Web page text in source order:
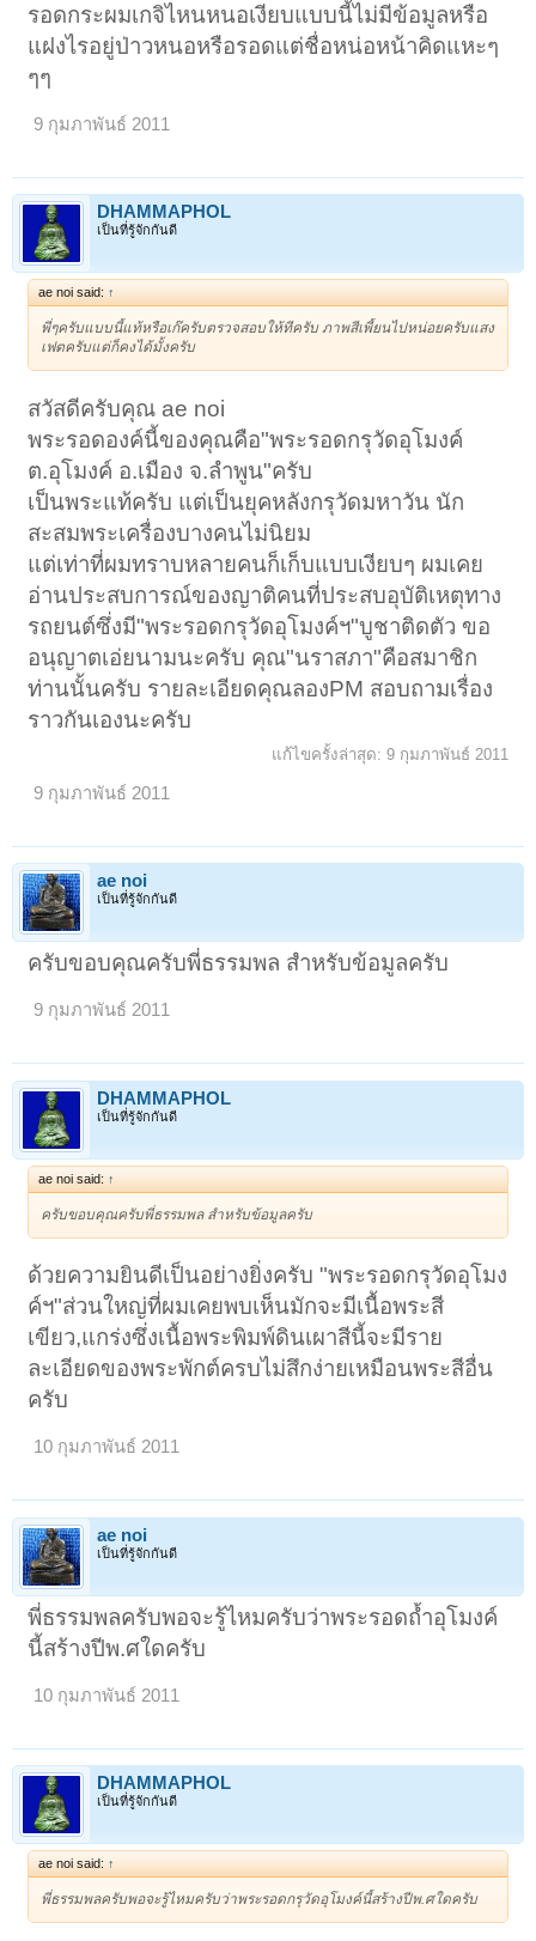
รอดกระผมเกจิไหนหนอเงียบแบบนี้ไม่มีข้อมูลหรือ
แฝงไรอยู่ป่าวหนอหรือรอดแต่ชื่อหน่อหน้าคิดแหะๆ
ๆๆ
9 กุมภาพันธ์ 2011
DHAMMAPHOL
เป็นที่รู้จักกันดี
ae noi said: ↑
พี่ๆครับแบบนี้แท้หรือเก๊ครับตรวจสอบให้ทีครับ ภาพสีเพี้ยนไปหน่อยครับแสง
เฟตครับแต่ก็คงได้มั้งครับ
สวัสดีครับคุณ ae noi
พระรอดองค์นี้ของคุณคือ"พระรอดกรุวัดอุโมงค์
ต.อุโมงค์ อ.เมือง จ.ลำพูน"ครับ
เป็นพระแท้ครับ แต่เป็นยุคหลังกรุวัดมหาวัน นัก
สะสมพระเครื่องบางคนไม่นิยม
แต่เท่าที่ผมทราบหลายคนก็เก็บแบบเงียบๆ ผมเคย
อ่านประสบการณ์ของญาติคนที่ประสบอุบัติเหตุทาง
รถยนต์ซึ่งมี"พระรอดกรุวัดอุโมงค์ฯ"บูชาติดตัว ขอ
อนุญาตเอ่ยนามนะครับ คุณ"นราสภา"คือสมาชิก
ท่านนั้นครับ รายละเอียดคุณลองPM สอบถามเรื่อง
ราวกันเองนะครับ
แก้ไขครั้งล่าสุด: 9 กุมภาพันธ์ 2011
9 กุมภาพันธ์ 2011
ae noi
เป็นที่รู้จักกันดี
ครับขอบคุณครับพี่ธรรมพล สำหรับข้อมูลครับ
9 กุมภาพันธ์ 2011
DHAMMAPHOL
เป็นที่รู้จักกันดี
ae noi said: ↑
ครับขอบคุณครับพี่ธรรมพล สำหรับข้อมูลครับ
ด้วยความยินดีเป็นอย่างยิ่งครับ "พระรอดกรุวัดอุโมง
ค์ฯ"ส่วนใหญ่ที่ผมเคยพบเห็นมักจะมีเนื้อพระสี
เขียว,แกร่งซึ่งเนื้อพระพิมพ์ดินเผาสีนี้จะมีราย
ละเอียดของพระพักต์ครบไม่สึกง่ายเหมือนพระสีอื่น
ครับ
10 กุมภาพันธ์ 2011
ae noi
เป็นที่รู้จักกันดี
พี่ธรรมพลครับพอจะรู้ไหมครับว่าพระรอดถ้ำอุโมงค์
นี้สร้างปีพ.ศใดครับ
10 กุมภาพันธ์ 2011
DHAMMAPHOL
เป็นที่รู้จักกันดี
ae noi said: ↑
พี่ธรรมพลครับพอจะรู้ไหมครับว่าพระรอดกรุวัดอุโมงค์นี้สร้างปีพ.ศใดครับ